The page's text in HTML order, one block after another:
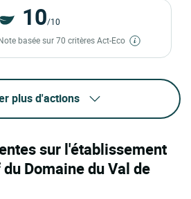
10/10
basée sur 70 critères Act-Eco
plus d'actions
sur l'établissement
Domaine du Val de